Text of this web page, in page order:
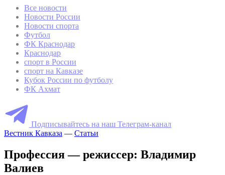
Все новости
Новости России
Новости спорта
Футбол
ФК Краснодар
Краснодар
спорт в России
спорт на Кавказе
Кубок России по футболу
ФК Ахмат
Подписывайтесь на наш Телеграм-канал
Вестник Кавказа — Статьи
Профессия — режиссер: Владимир
Валиев